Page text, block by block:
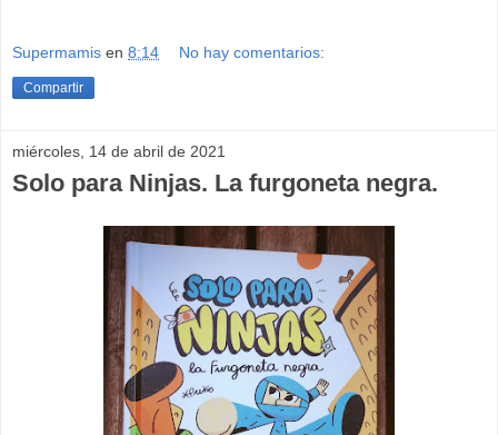
Supermamis en 8:14 No hay comentarios:
Compartir
miércoles, 14 de abril de 2021
Solo para Ninjas. La furgoneta negra.